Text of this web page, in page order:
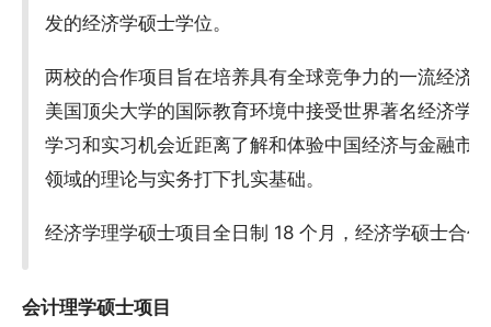
发的经济学硕士学位。
两校的合作项目旨在培养具有全球竞争力的一流经济
美国顶尖大学的国际教育环境中接受世界著名经济学
学习和实习机会近距离了解和体验中国经济与金融市
领域的理论与实务打下扎实基础。
经济学理学硕士项目全日制 18 个月，经济学硕士合
会计理学硕士项目